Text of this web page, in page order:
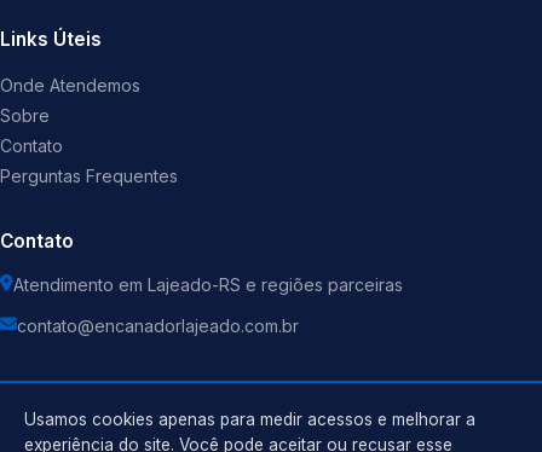
Links Úteis
Onde Atendemos
Sobre
Contato
Perguntas Frequentes
Contato
Atendimento em Lajeado-RS e regiões parceiras
contato@encanadorlajeado.com.br
Usamos cookies apenas para medir acessos e melhorar a
experiência do site. Você pode aceitar ou recusar esse